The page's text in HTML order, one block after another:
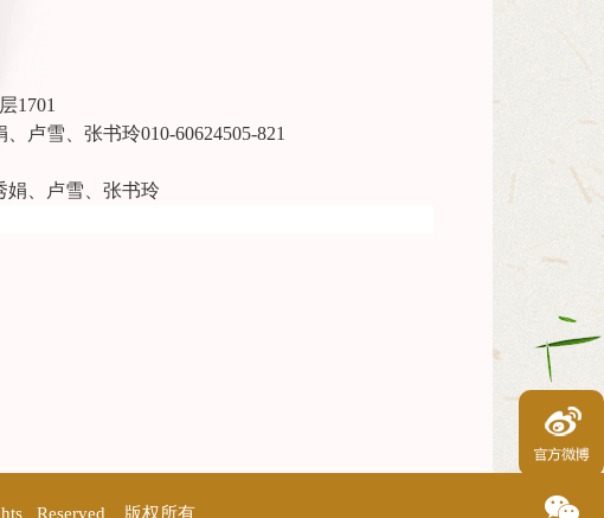
1701
卢雪、张书玲010-60624505-821
娟、卢雪、张书玲
Reserved 版权所有